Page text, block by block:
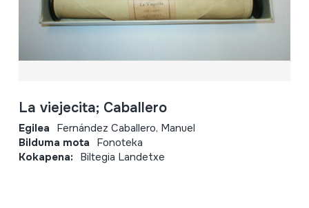
La viejecita; Caballero
Egilea Fernández Caballero, Manuel
Bilduma mota Fonoteka
Kokapena: Biltegia Landetxe